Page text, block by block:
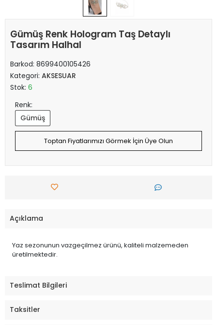
Gümüş Renk Hologram Taş Detaylı
Tasarım Halhal
Barkod: 8699400105426
Kategori: AKSESUAR
Stok: 6
Renk:
Gümüş
Toptan Fiyatlarımızı Görmek İçin Üye Olun
Açıklama
Yaz sezonunun vazgeçilmez ürünü, kaliteli malzemeden
üretilmektedir.
Teslimat Bilgileri
Taksitler